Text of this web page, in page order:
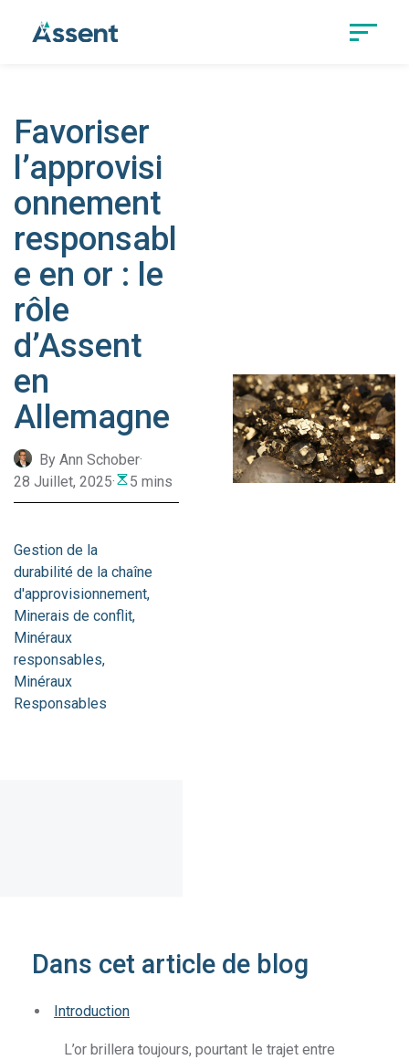
Favoriser
l’approvisi
onnement
responsabl
e en or : le
rôle
d’Assent
en
Allemagne
By Ann Schober·
28 Juillet, 2025· 5 mins
Gestion de la
durabilité de la chaîne
d'approvisionnement
Minerais de conflit
Minéraux
responsables
Minéraux
Responsables
Dans cet article de blog
Introduction
L’or brillera toujours, pourtant le trajet entre